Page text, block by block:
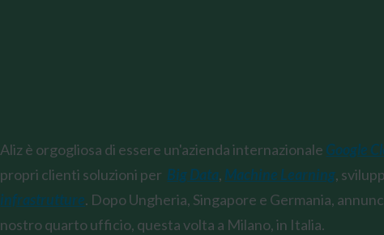
Aliz è orgogliosa di essere un'azienda internazionale Google
propri clienti soluzioni per Big Data, Machine Learning,
infrastrutture. Dopo Ungheria, Singapore e Germania,
nostro quarto ufficio, questa volta a Milano, in Italia.